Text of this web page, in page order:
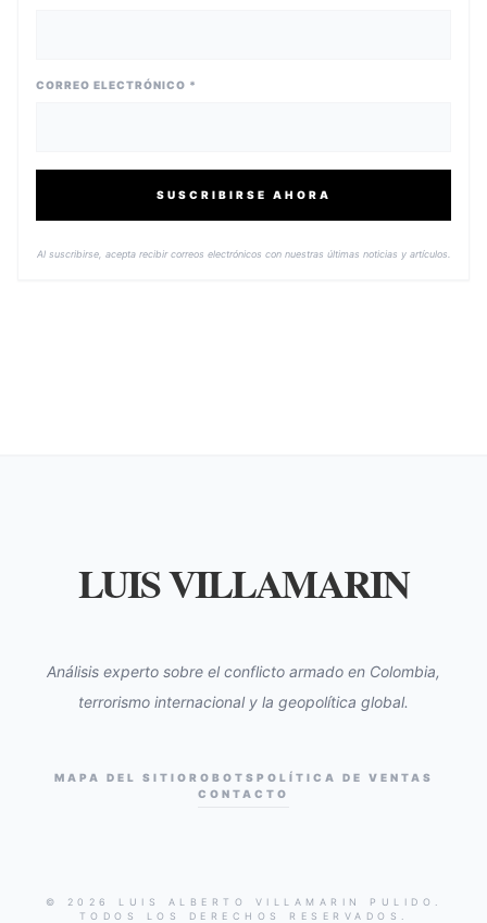
CORREO ELECTRÓNICO *
SUSCRIBIRSE AHORA
Al suscribirse, acepta recibir correos electrónicos con nuestras últimas noticias y artículos.
LUIS VILLAMARIN
Análisis experto sobre el conflicto armado en Colombia,
terrorismo internacional y la geopolítica global.
MAPA DEL SITIO ROBOTS POLÍTICA DE VENTAS
CONTACTO
© 2026 LUIS ALBERTO VILLAMARIN PULIDO.
TODOS LOS DERECHOS RESERVADOS.